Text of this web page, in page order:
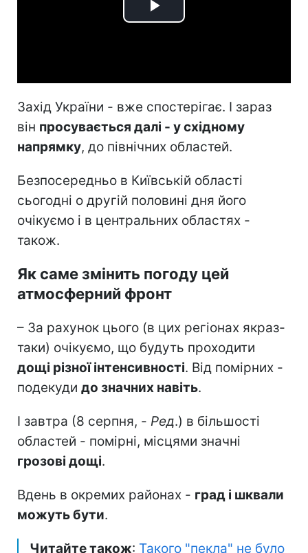
Play
Захід України - вже спостерігає. І зараз
він просувається далі - у східному
напрямку, до північних областей.
Безпосередньо в Київській області
сьогодні о другій половині дня його
очікуємо і в центральних областях -
також.
Як саме змінить погоду цей
атмосферний фронт
– За рахунок цього (в цих регіонах якраз-
таки) очікуємо, що будуть проходити
дощі різної інтенсивності. Від помірних -
подекуди до значних навіть.
І завтра (8 серпня, - Ред.) в більшості
областей - помірні, місцями значні
грозові дощі.
Вдень в окремих районах - град і шквали
можуть бути.
Читайте також: Такого "пекла" не було